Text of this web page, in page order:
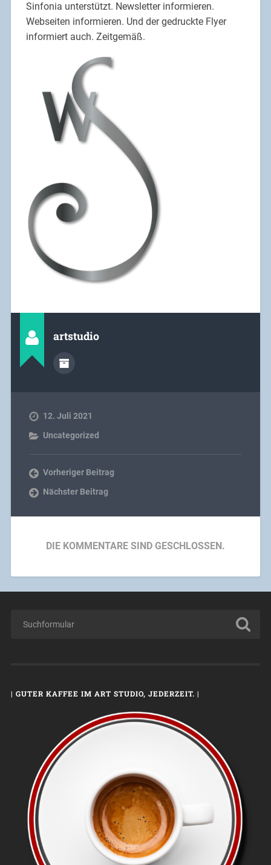
Sinfonia unterstützt. Newsletter informieren.
Webseiten informieren. Und der gedruckte Flyer
informiert auch. Zeitgemäß.
artstudio
12. Juli 2021
Uncategorized
Vorheriger Beitrag
Nächster Beitrag
DIE KOMMENTARE SIND GESCHLOSSEN.
| GUTER KAFFEE IM ART STUDIO, JEDERZEIT. |